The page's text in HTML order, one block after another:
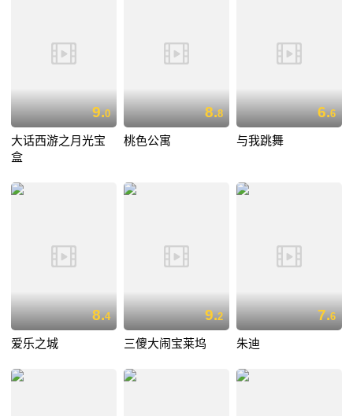
9.0
大话西游之月光宝
盒
8.8
桃色公寓
6.6
与我跳舞
8.4
爱乐之城
9.2
三傻大闹宝莱坞
7.6
朱迪